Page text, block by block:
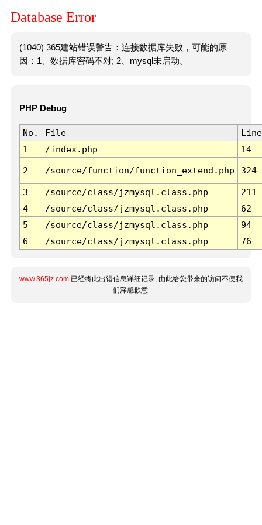
Database Error
(1040) 365建站错误警告：连接数据库失败，可能的原
因：1、数据库密码不对; 2、mysql未启动。
PHP Debug
No. File
Line
1
/index.php 14
2 /source/function/function_extend.php 324
3 /source/class/jzmysql.class.php
211
4
/source/class/jzmysql.class.php
62
5
/source/class/jzmysql.class.php
94
6
/source/class/jzmysql.class.php 76
www.365jz.com 已经将此出错信息详细记录, 由此给您带来的访问不便我
们深感歉意.